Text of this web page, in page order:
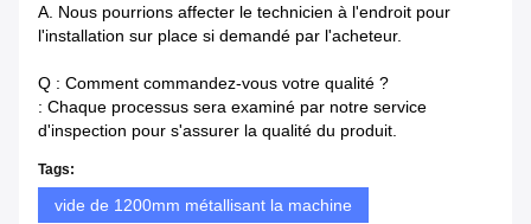
A. Nous pourrions affecter le technicien à l'endroit pour
l'installation sur place si demandé par l'acheteur.
Q : Comment commandez-vous votre qualité ?
: Chaque processus sera examiné par notre service
d'inspection pour s'assurer la qualité du produit.
Tags:
vide de 1200mm métallisant la machine